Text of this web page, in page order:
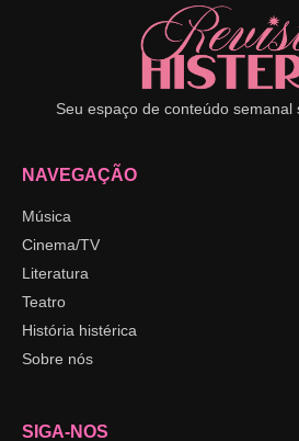
Seu espaço de conteúdo semanal
NAVEGAÇÃO
Música
Cinema/TV
Literatura
Teatro
História histérica
Sobre nós
SIGA-NOS